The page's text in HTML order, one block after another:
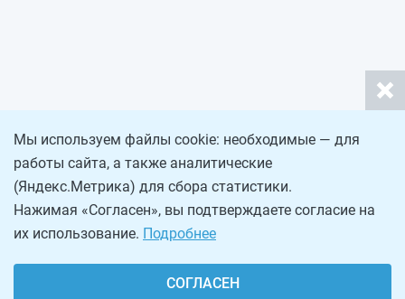
Мы используем файлы cookie: необходимые — для
работы сайта, а также аналитические
(Яндекс.Метрика) для сбора статистики.
Нажимая «Согласен», вы подтверждаете согласие на
их использование. Подробнее
СОГЛАСЕН